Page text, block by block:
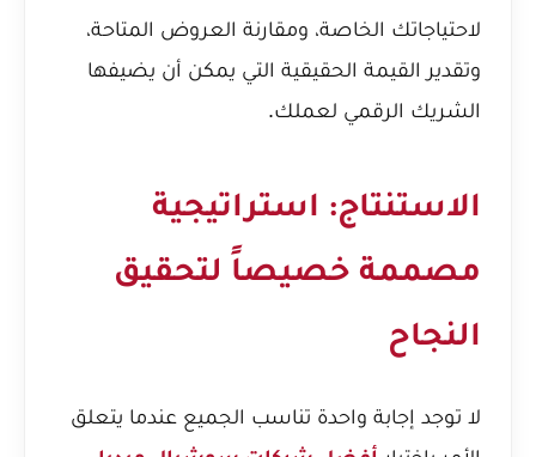
لاحتياجاتك الخاصة، ومقارنة العروض المتاحة،
وتقدير القيمة الحقيقية التي يمكن أن يضيفها
الشريك الرقمي لعملك.
الاستنتاج: استراتيجية
مصممة خصيصاً لتحقيق
النجاح
لا توجد إجابة واحدة تناسب الجميع عندما يتعلق